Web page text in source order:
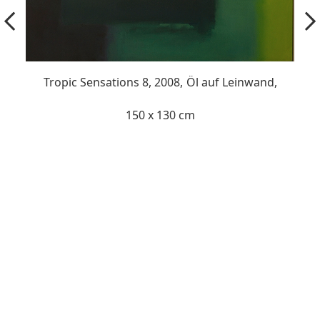
Tropic Sensations 8, 2008, Öl auf Leinwand,
150 x 130 cm